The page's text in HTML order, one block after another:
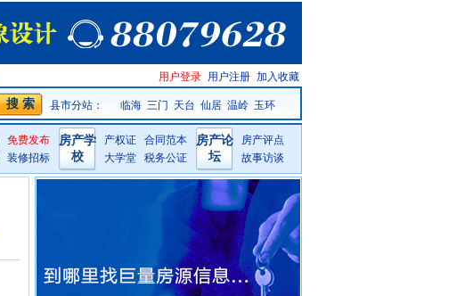
加入收藏
用户注册
用户登录
网手机版
县市分站： 临海 三门 天台 仙居 温岭 玉环
免费发布
装修招标
房产学
校
产权证
合同范本
大学堂
税务公证
房产论
坛
房产评点
故事访谈